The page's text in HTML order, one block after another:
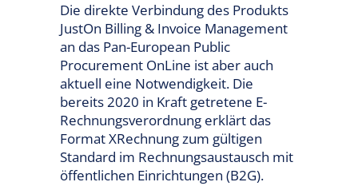
Die direkte Verbindung des Produkts
JustOn Billing & Invoice Management
an das Pan-European Public
Procurement OnLine ist aber auch
aktuell eine Notwendigkeit. Die
bereits 2020 in Kraft getretene E-
Rechnungsverordnung erklärt das
Format XRechnung zum gültigen
Standard im Rechnungsaustausch mit
öffentlichen Einrichtungen (B2G).